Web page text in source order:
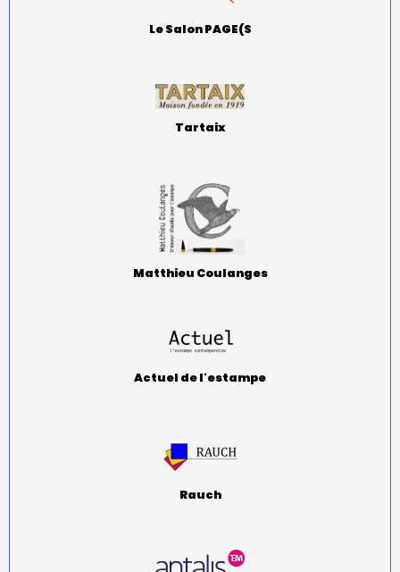
Le Salon PAGE(S
Tartaix
Matthieu Coulanges
Actuel de l'estampe
Rauch